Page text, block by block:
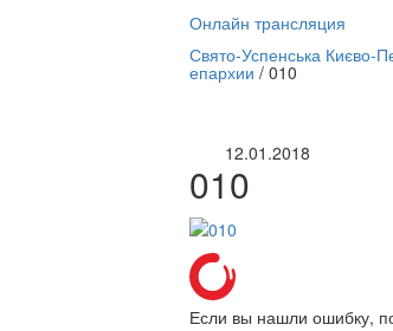
Онлайн трансляция
12 сентября
Свято-Успенська Києво-
епархии / 010
12.01.2018
010
Если вы нашли ошибку,